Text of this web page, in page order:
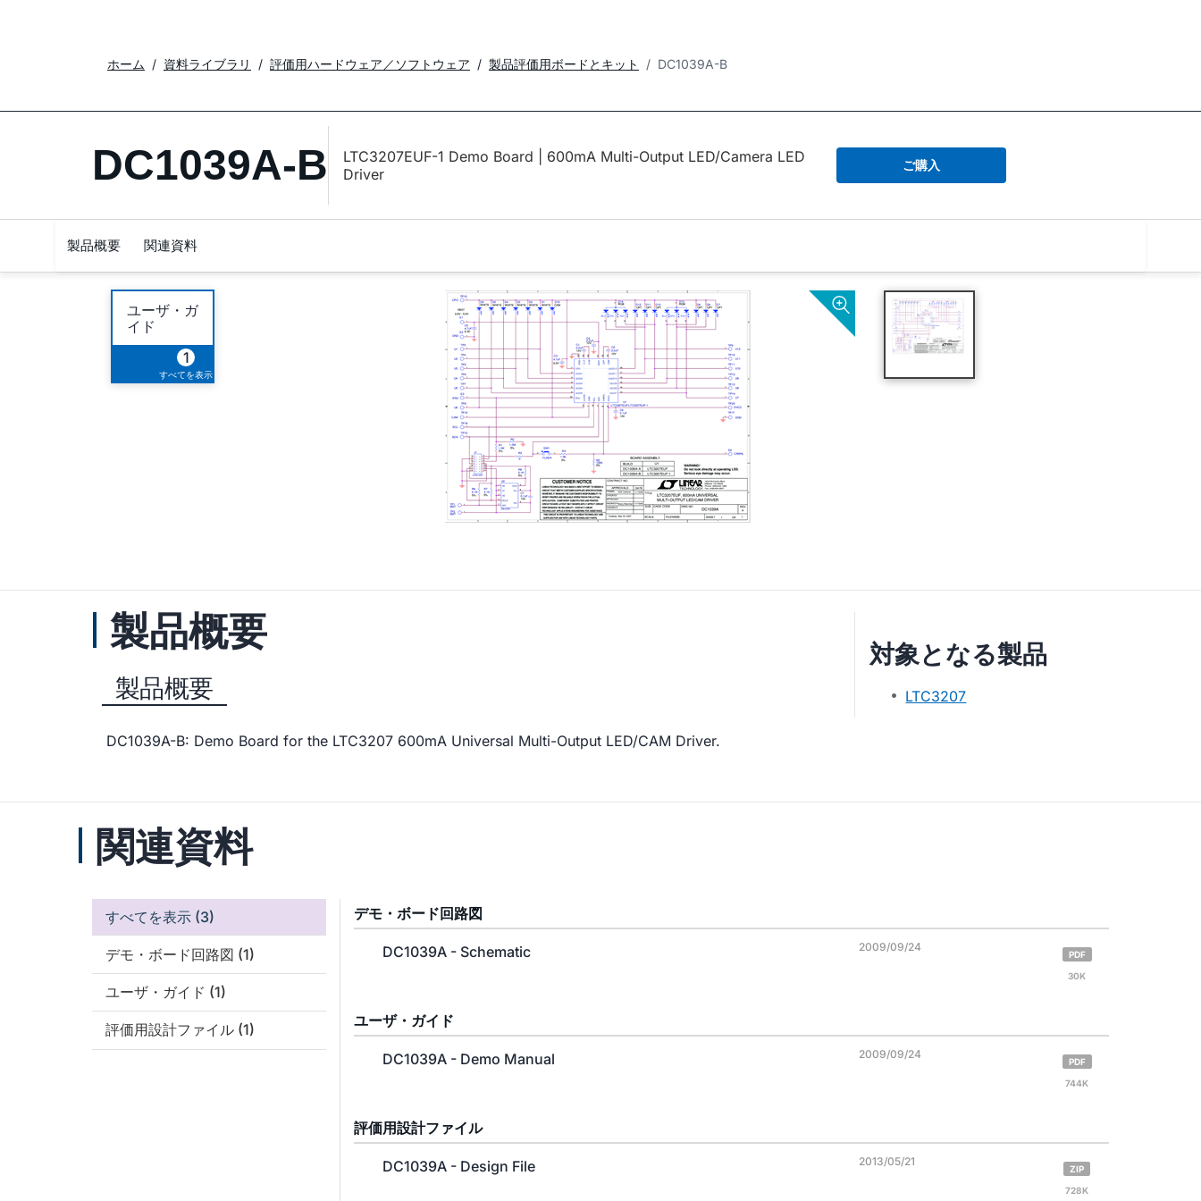
ホーム 資料ライブラリ 評価用ハードウェア／ソフトウェア 製品評価用ボードとキット DC1039A-B
DC1039A-B
LTC3207EUF-1 Demo Board | 600mA Multi-Output LED/Camera LED
Driver
ご購入
製品概要 関連資料
ユーザ・ガ
イド
1
すべてを表示
製品概要
製品概要
DC1039A-B: Demo Board for the LTC3207 600mA Universal Multi-Output LED/CAM Driver.
対象となる製品
LTC3207
関連資料
すべてを表示 (3)
デモ・ボード回路図 (1)
ユーザ・ガイド (1)
評価用設計ファイル (1)
デモ・ボード回路図
DC1039A - Schematic 2009/09/24
PDF
30K
ユーザ・ガイド
DC1039A - Demo Manual 2009/09/24
PDF
744K
評価用設計ファイル
DC1039A - Design File 2013/05/21
ZIP
728K